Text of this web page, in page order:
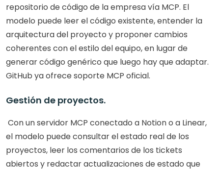
repositorio de código de la empresa vía MCP. El
modelo puede leer el código existente, entender la
arquitectura del proyecto y proponer cambios
coherentes con el estilo del equipo, en lugar de
generar código genérico que luego hay que adaptar.
GitHub ya ofrece soporte MCP oficial.
Gestión de proyectos.
el modelo puede consultar el estado real de los
proyectos, leer los comentarios de los tickets
abiertos y redactar actualizaciones de estado que